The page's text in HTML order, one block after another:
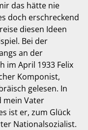
das hätte nie
doch erschreckend
diesen Ideen
Bei der
an der
im April 1933 Felix
Komponist,
gelesen. In
mein Vater
ist er, zum Glück
Nationalsozialist.